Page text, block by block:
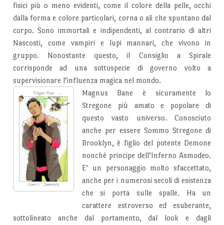
fisici più o meno evidenti, come il colore della pelle, occhi
dalla forma e colore particolari, corna o ali che spuntano dal
corpo. Sono immortali e indipendenti, al contrario di altri
Nascosti, come vampiri e lupi mannari, che vivono in
gruppo. Nonostante questo, il Consiglio a Spirale
corrisponde ad una sottospecie di governo volto a
supervisionare l’influenza magica nel mondo.
Magnus Bane è sicuramente lo
Stregone più amato e popolare di
questo vasto universo. Conosciuto
anche per essere Sommo Stregone di
Brooklyn, è figlio del potente Demone
nonché principe dell’Inferno Asmodeo.
E’ un personaggio molto sfaccettato,
anche per i numerosi secoli di esistenza
che si porta sulle spalle. Ha un
carattere estroverso ed esuberante,
sottolineato anche dal portamento, dal look e dagli